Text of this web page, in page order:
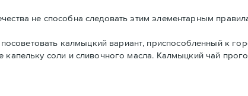
не способна следовать этим элементарным
калмыцкий вариант, приспособленный к
соли и сливочного масла. Калмыцкий чай